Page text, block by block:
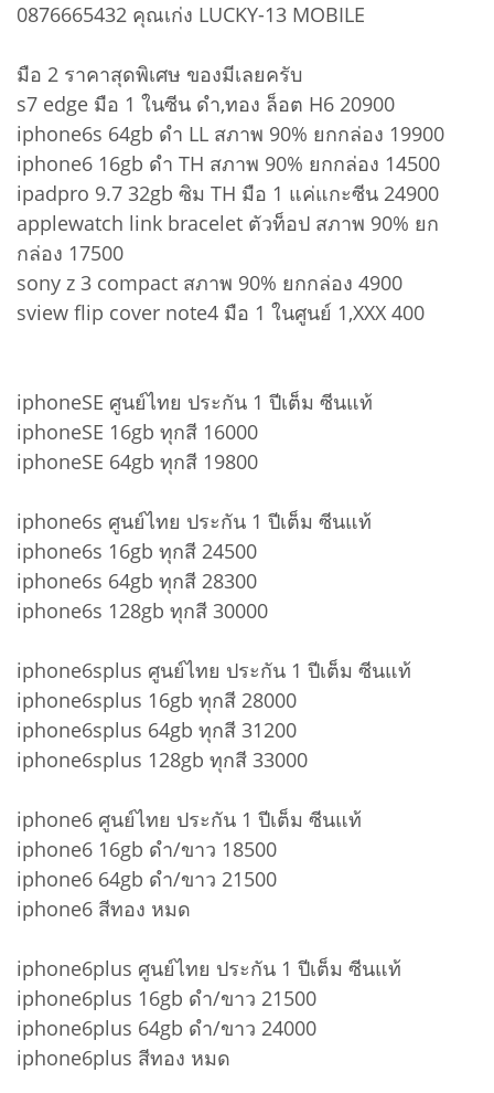
0876665432 คุณเก่ง LUCKY-13 MOBILE
มือ 2 ราคาสุดพิเศษ ของมีเลยครับ
s7 edge มือ 1 ในซีน ดำ,ทอง ล็อต H6 20900
iphone6s 64gb ดำ LL สภาพ 90% ยกกล่อง 19900
iphone6 16gb ดำ TH สภาพ 90% ยกกล่อง 14500
ipadpro 9.7 32gb ซิม TH มือ 1 แค่แกะซีน 24900
applewatch link bracelet ตัวท็อป สภาพ 90% ยก
กล่อง 17500
sony z 3 compact สภาพ 90% ยกกล่อง 4900
sview flip cover note4 มือ 1 ในศูนย์ 1,XXX 400
iphoneSE ศูนย์ไทย ประกัน 1 ปีเต็ม ซีนแท้
iphoneSE 16gb ทุกสี 16000
iphoneSE 64gb ทุกสี 19800
iphone6s ศูนย์ไทย ประกัน 1 ปีเต็ม ซีนแท้
iphone6s 16gb ทุกสี 24500
iphone6s 64gb ทุกสี 28300
iphone6s 128gb ทุกสี 30000
iphone6splus ศูนย์ไทย ประกัน 1 ปีเต็ม ซีนแท้
iphone6splus 16gb ทุกสี 28000
iphone6splus 64gb ทุกสี 31200
iphone6splus 128gb ทุกสี 33000
iphone6 ศูนย์ไทย ประกัน 1 ปีเต็ม ซีนแท้
iphone6 16gb ดำ/ขาว 18500
iphone6 64gb ดำ/ขาว 21500
iphone6 สีทอง หมด
iphone6plus ศูนย์ไทย ประกัน 1 ปีเต็ม ซีนแท้
iphone6plus 16gb ดำ/ขาว 21500
iphone6plus 64gb ดำ/ขาว 24000
iphone6plus สีทอง หมด